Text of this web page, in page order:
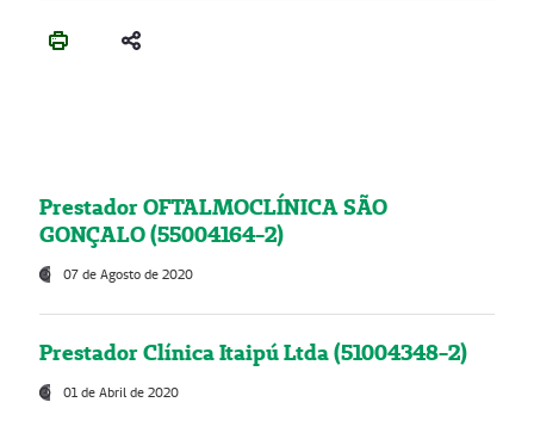
Prestador OFTALMOCLÍNICA SÃO
GONÇALO (55004164-2)
07 de Agosto de 2020
Prestador Clínica Itaipú Ltda (51004348-2)
01 de Abril de 2020